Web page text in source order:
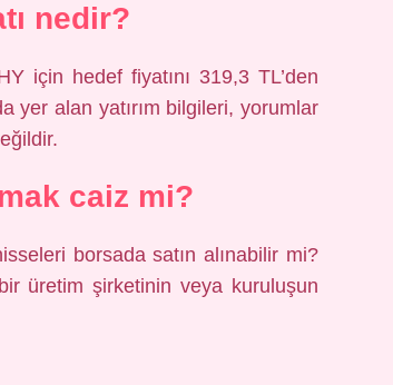
nedir?
için hedef fiyatını 319,3 TL’den
yer alan yatırım bilgileri, yorumlar
caiz mi?
borsada satın alınabilir mi?
üretim şirketinin veya kuruluşun